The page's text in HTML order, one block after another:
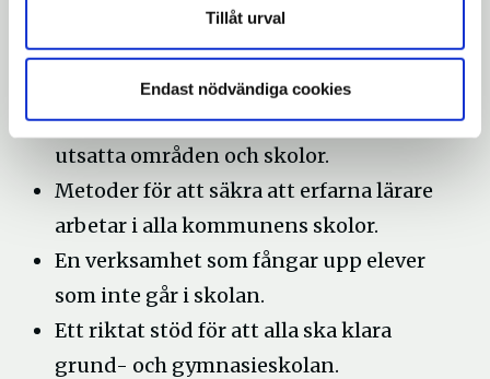
Tillåt urval
Endast nödvändiga cookies
organisation och resurser för att
motverka skolsegregation.
Stöd och utbildningsinsatser för
skolledare och lärare som arbetar i
utsatta områden och skolor.
Metoder för att säkra att erfarna lärare
arbetar i alla kommunens skolor.
En verksamhet som fångar upp elever
som inte går i skolan.
Ett riktat stöd för att alla ska klara
grund- och gymnasieskolan.